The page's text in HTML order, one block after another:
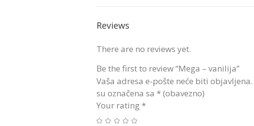
Reviews
There are no reviews yet.
Be the first to review “Mega – vanilija”
Vaša adresa e-pošte neće biti objavljena.
su označena sa * (obavezno)
Your rating *